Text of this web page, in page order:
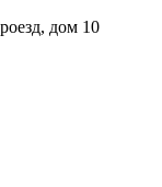
дом 10